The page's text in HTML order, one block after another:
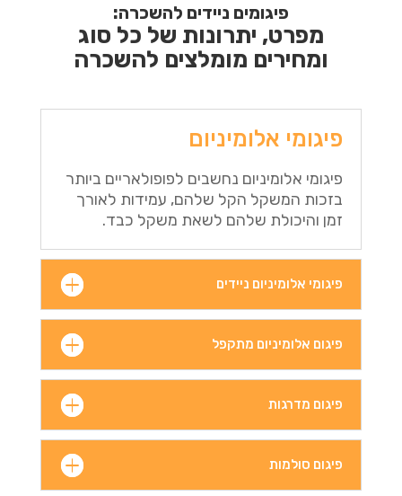
פיגומים ניידים להשכרה:
מפרט, יתרונות של כל סוג
ומחירים מומלצים להשכרה
פיגומי אלומיניום
פיגומי אלומיניום נחשבים לפופולאריים ביותר
בזכות המשקל הקל שלהם, עמידות לאורך
זמן והיכולת שלהם לשאת משקל כבד.
פיגומי אלומיניום ניידים
פיגום אלומיניום מתקפל
פיגום מדרגות
פיגום סולמות